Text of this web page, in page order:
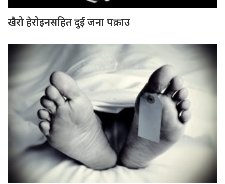
खैरो हेरोइनसहित दुई जना पक्राउ